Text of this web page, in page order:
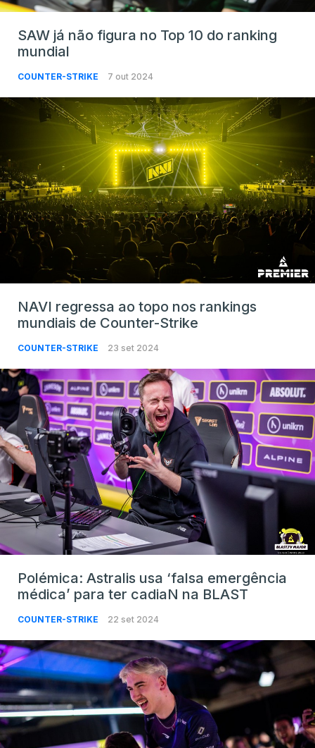
SAW já não figura no Top 10 do ranking
mundial
COUNTER-STRIKE 7 out 2024
NAVI regressa ao topo nos rankings
mundiais de Counter-Strike
COUNTER-STRIKE 23 set 2024
Polémica: Astralis usa ‘falsa emergência
médica’ para ter cadiaN na BLAST
COUNTER-STRIKE 22 set 2024